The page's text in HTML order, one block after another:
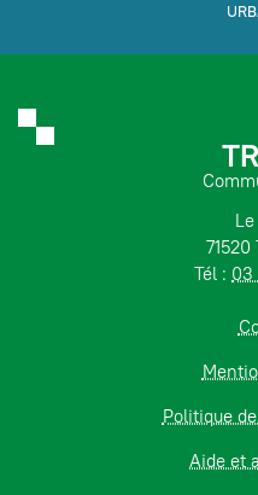
Tél : 03
Politique
Aide et